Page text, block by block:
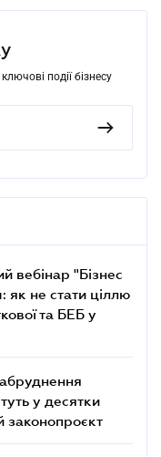
події бізнесу
вебінар "Бізнес
як не стати ціллю
та БЕБ у
у десятки
законопроєкт